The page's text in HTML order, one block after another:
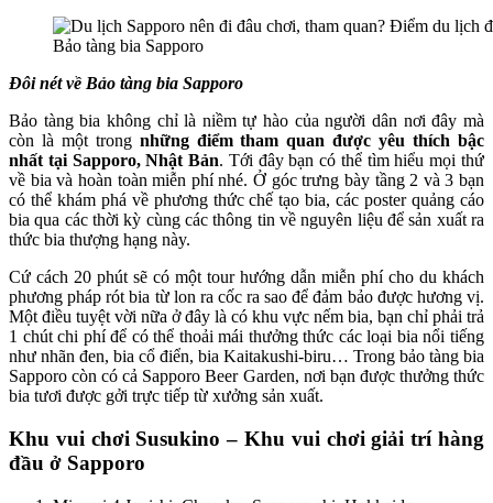
Bảo tàng bia Sapporo
Đôi nét về Bảo tàng bia Sapporo
Bảo tàng bia không chỉ là niềm tự hào của người dân nơi đây mà
còn là một trong những điểm tham quan được yêu thích bậc
nhất tại Sapporo, Nhật Bản. Tới đây bạn có thể tìm hiểu mọi thứ
về bia và hoàn toàn miễn phí nhé. Ở góc trưng bày tầng 2 và 3 bạn
có thể khám phá về phương thức chế tạo bia, các poster quảng cáo
bia qua các thời kỳ cùng các thông tin về nguyên liệu để sản xuất ra
thức bia thượng hạng này.
Cứ cách 20 phút sẽ có một tour hướng dẫn miễn phí cho du khách
phương pháp rót bia từ lon ra cốc ra sao để đảm bảo được hương vị.
Một điều tuyệt vời nữa ở đây là có khu vực nếm bia, bạn chỉ phải trả
1 chút chi phí để có thể thoải mái thưởng thức các loại bia nổi tiếng
như nhãn đen, bia cổ điển, bia Kaitakushi-biru… Trong bảo tàng bia
Sapporo còn có cả Sapporo Beer Garden, nơi bạn được thưởng thức
bia tươi được gởi trực tiếp từ xưởng sản xuất.
Khu vui chơi Susukino – Khu vui chơi giải trí hàng
đầu ở Sapporo